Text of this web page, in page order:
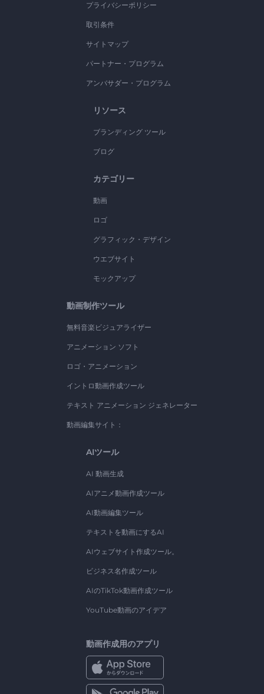
プライバシーポリシー
取引条件
サイトマップ
パートナー・プログラム
アンバサダー・プログラム
リソース
ブランディング ツール
ブログ
カテゴリー
動画
ロゴ
グラフィック・デザイン
ウエブサイト
モックアップ
動画制作ツール
無料音楽ビジュアライザー
アニメーション ソフト
ロゴ・アニメーション
イントロ動画作成ツール
テキスト アニメーション ジェネレーター
動画編集サイト：
AIツール
AI 動画生成
AIアニメ動画作成ツール
AI動画編集ツール
テキストを動画にするAI
AIウェブサイト作成ツール。
ビジネス名作成ツール
AIのTikTok動画作成ツール
YouTube動画のアイデア
動画作成用のアプリ